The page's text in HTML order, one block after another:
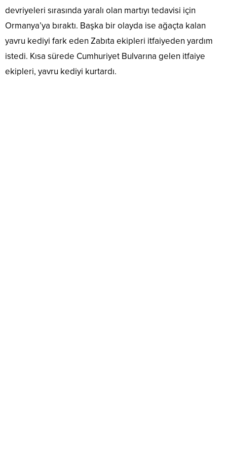
devriyeleri sırasında yaralı olan martıyı tedavisi için
Ormanya’ya bıraktı. Başka bir olayda ise ağaçta kalan
yavru kediyi fark eden Zabıta ekipleri itfaiyeden yardım
istedi. Kısa sürede Cumhuriyet Bulvarına gelen itfaiye
ekipleri, yavru kediyi kurtardı.